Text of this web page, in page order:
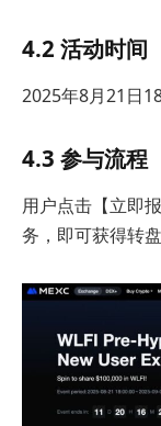
4.2 活动时间
2025年8月21日
4.3 参与流程
用户点击【立即
务，即可获得转盘